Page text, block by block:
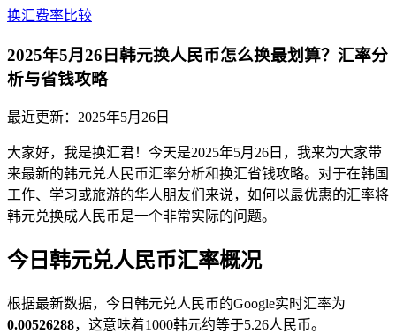
换汇费率比较
2025年5月26日韩元换人民币怎么换最划算？汇率分
析与省钱攻略
最近更新： 2025年5月26日
大家好，我是换汇君！今天是2025年5月26日，我来为大家带
来最新的韩元兑人民币汇率分析和换汇省钱攻略。对于在韩国
工作、学习或旅游的华人朋友们来说，如何以最优惠的汇率将
韩元兑换成人民币是一个非常实际的问题。
今日韩元兑人民币汇率概况
根据最新数据，今日韩元兑人民币的Google实时汇率为
0.00526288，这意味着1000韩元约等于5.26人民币。